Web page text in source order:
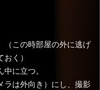
（この時部屋の外に逃げ
く）
に立つ。
ラは外向き）にし、撮影